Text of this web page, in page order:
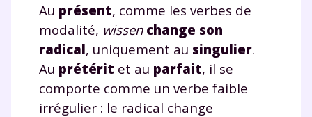
Au présent, comme les verbes de
modalité, wissen change son
radical, uniquement au singulier.
Au prétérit et au parfait, il se
comporte comme un verbe faible
irrégulier : le radical change
* Votre code d'accès sera envoyé à cette adresse e-mail. En
renseignant votre e-mail, vous consentez à ce que vos
données à caractère personnel soient traitées par SEJER, sous
la marque myMaxicours, afin que SEJER puisse vous donner
accès au service de soutien scolaire pendant 24h. Pour en
savoir plus sur la gestion de vos données personnelles et
pour exercer vos droits, vous pouvez consulternotre
charte.